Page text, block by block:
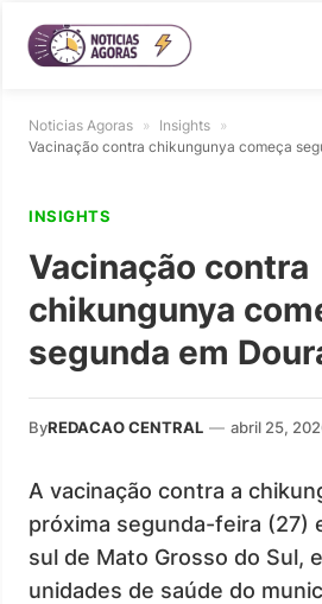
Noticias Agoras » Insights »
Vacinação contra chikungunya começa
INSIGHTS
Vacinação contra
chikungunya
segunda em
ByREDACAO CENTRAL — abril 25,
A vacinação contra a
próxima segunda-feira (27)
sul de Mato Grosso do Sul,
unidades de saúde do